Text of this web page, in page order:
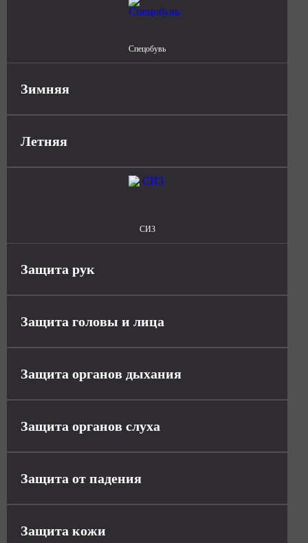
Спецобувь
Зимняя
Летняя
СИЗ
Защита рук
Защита головы и лица
Защита органов дыхания
Защита органов слуха
Защита от падения
Защита кожи